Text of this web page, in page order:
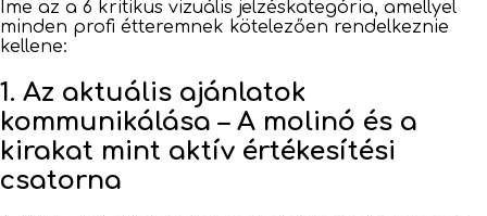
Íme az a 6 kritikus vizuális jelzéskategória, amellyel
minden profi étteremnek kötelezően rendelkeznie
kellene:
1. Az aktuális ajánlatok
kommunikálása – A molinó és a
kirakat mint aktív értékesítési
csatorna